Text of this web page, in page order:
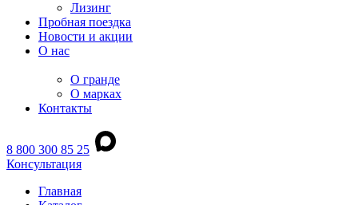
Лизинг
Пробная поездка
Новости и акции
О нас
О гранде
О марках
Контакты
8 800 300 85 25
Консультация
Главная